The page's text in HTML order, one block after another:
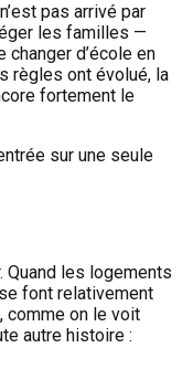
pas arrivé par
les familles —
d’école en
règles ont évolué, la
fortement le
sur une seule
Quand les logements
font relativement
comme on le voit
autre histoire :